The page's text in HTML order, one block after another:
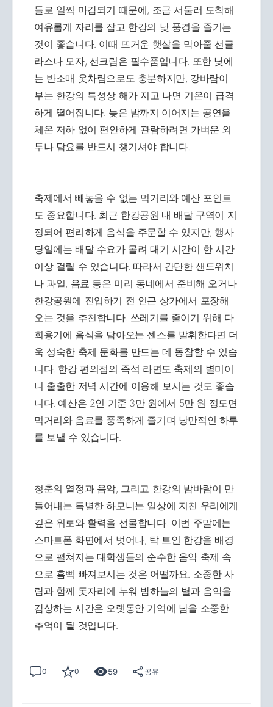
들로 일찍 마감되기 때문에, 조금 서둘러 도착해
여유롭게 자리를 잡고 한강의 낮 풍경을 즐기는
것이 좋습니다. 이때 뜨거운 햇살을 막아줄 선글
라스나 모자, 선크림은 필수품입니다. 또한 낮에
는 반소매 옷차림으로도 충분하지만, 강바람이
부는 한강의 특성상 해가 지고 나면 기온이 급격
하게 떨어집니다. 늦은 밤까지 이어지는 공연을
체온 저하 없이 편안하게 관람하려면 가벼운 외
투나 담요를 반드시 챙기셔야 합니다.
축제에서 빼놓을 수 없는 먹거리와 예산 포인트
도 중요합니다. 최근 한강공원 내 배달 구역이 지
정되어 편리하게 음식을 주문할 수 있지만, 행사
당일에는 배달 수요가 몰려 대기 시간이 한 시간
이상 걸릴 수 있습니다. 따라서 간단한 샌드위치
나 과일, 음료 등은 미리 동네에서 준비해 오거나
한강공원에 진입하기 전 인근 상가에서 포장해
오는 것을 추천합니다. 쓰레기를 줄이기 위해 다
회용기에 음식을 담아오는 센스를 발휘한다면 더
욱 성숙한 축제 문화를 만드는 데 동참할 수 있습
니다. 한강 편의점의 즉석 라면도 축제의 별미이
니 출출한 저녁 시간에 이용해 보시는 것도 좋습
니다. 예산은 2인 기준 3만 원에서 5만 원 정도면
먹거리와 음료를 풍족하게 즐기며 낭만적인 하루
를 보낼 수 있습니다.
청춘의 열정과 음악, 그리고 한강의 밤바람이 만
들어내는 특별한 하모니는 일상에 지친 우리에게
깊은 위로와 활력을 선물합니다. 이번 주말에는
스마트폰 화면에서 벗어나, 탁 트인 한강을 배경
으로 펼쳐지는 대학생들의 순수한 음악 축제 속
으로 흠뻑 빠져보시는 것은 어떨까요. 소중한 사
람과 함께 돗자리에 누워 밤하늘의 별과 음악을
감상하는 시간은 오랫동안 기억에 남을 소중한
추억이 될 것입니다.
0 0 59 공유